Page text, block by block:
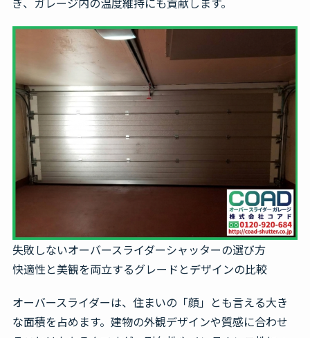
失敗しないオーバースライダーシャッターの選び方
快適性と美観を両立するグレードとデザインの比較
オーバースライダーは、住まいの「顔」とも言える大き
な面積を占めます。建物の外観デザインや質感に合わせ